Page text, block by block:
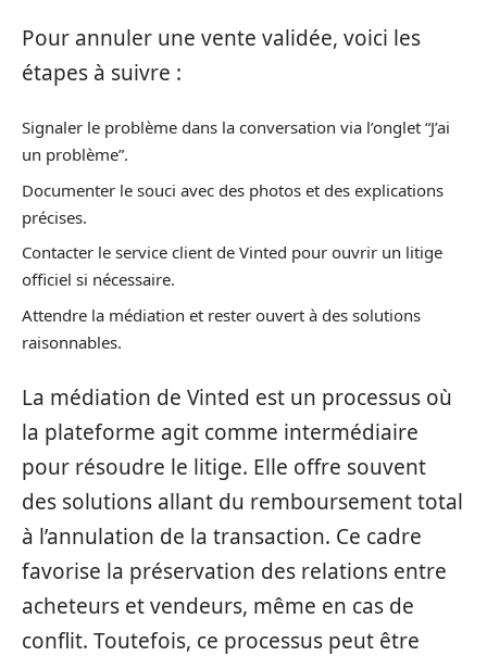
Pour annuler une vente validée, voici les
étapes à suivre :
Signaler le problème dans la conversation via l’onglet “J’ai
un problème”.
Documenter le souci avec des photos et des explications
précises.
Contacter le service client de Vinted pour ouvrir un litige
officiel si nécessaire.
Attendre la médiation et rester ouvert à des solutions
raisonnables.
La médiation de Vinted est un processus où
la plateforme agit comme intermédiaire
pour résoudre le litige. Elle offre souvent
des solutions allant du remboursement total
à l’annulation de la transaction. Ce cadre
favorise la préservation des relations entre
acheteurs et vendeurs, même en cas de
conflit. Toutefois, ce processus peut être